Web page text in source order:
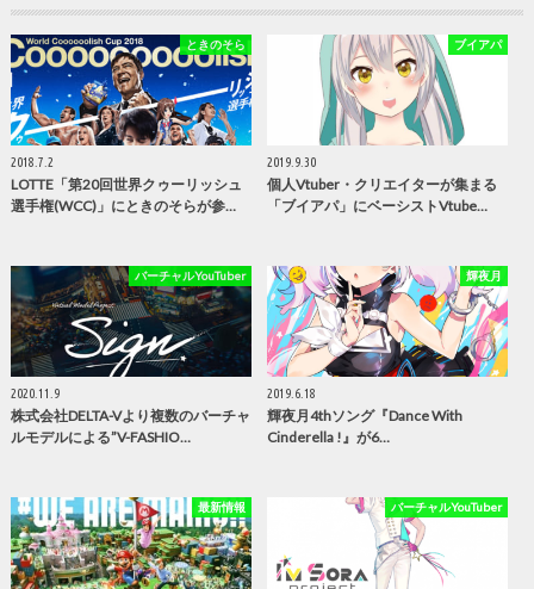
ときのそら
2018.7.2
LOTTE「第20回世界クゥーリッシュ
選手権(WCC)」にときのそらが参…
ブイアパ
2019.9.30
個人Vtuber・クリエイターが集まる
「ブイアパ」にベーシストVtube…
バーチャルYouTuber
2020.11.9
株式会社DELTA-Vより複数のバーチャ
ルモデルによる”V-FASHIO…
輝夜月
2019.6.18
輝夜月4thソング『Dance With
Cinderella !』が6…
最新情報 バーチャルYouTuber